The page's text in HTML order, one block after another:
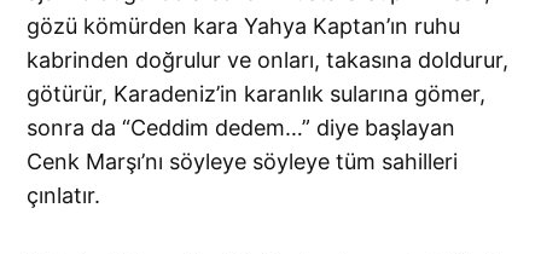
gözü kömürden kara Yahya Kaptan’ın ruhu
kabrinden doğrulur ve onları, takasına doldurur,
götürür, Karadeniz’in karanlık sularına gömer,
sonra da “Ceddim dedem…” diye başlayan
Cenk Marşı’nı söyleye söyleye tüm sahilleri
çınlatır.